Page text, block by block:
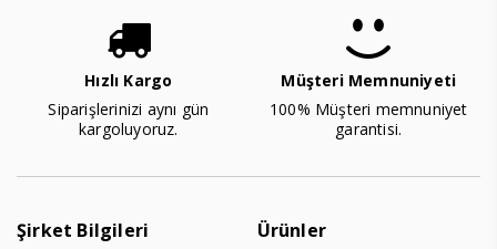
Hızlı Kargo
Siparişlerinizi aynı gün
kargoluyoruz.
Müşteri Memnuniyeti
100% Müşteri memnuniyet
garantisi.
Şirket Bilgileri Ürünler